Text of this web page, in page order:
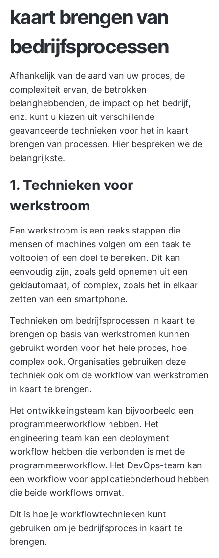
kaart brengen van
bedrijfsprocessen
Afhankelijk van de aard van uw proces, de
complexiteit ervan, de betrokken
belanghebbenden, de impact op het bedrijf,
enz. kunt u kiezen uit verschillende
geavanceerde technieken voor het in kaart
brengen van processen. Hier bespreken we de
belangrijkste.
1. Technieken voor
werkstroom
Een werkstroom is een reeks stappen die
mensen of machines volgen om een taak te
voltooien of een doel te bereiken. Dit kan
eenvoudig zijn, zoals geld opnemen uit een
geldautomaat, of complex, zoals het in elkaar
zetten van een smartphone.
Technieken om bedrijfsprocessen in kaart te
brengen op basis van werkstromen kunnen
gebruikt worden voor het hele proces, hoe
complex ook. Organisaties gebruiken deze
techniek ook om de workflow van werkstromen
in kaart te brengen.
Het ontwikkelingsteam kan bijvoorbeeld een
programmeerworkflow hebben. Het
engineering team kan een deployment
workflow hebben die verbonden is met de
programmeerworkflow. Het DevOps-team kan
een workflow voor applicatieonderhoud hebben
die beide workflows omvat.
Dit is hoe je workflowtechnieken kunt
gebruiken om je bedrijfsproces in kaart te
brengen.